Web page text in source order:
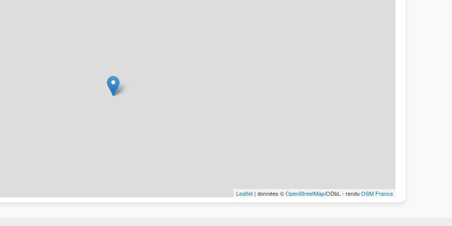
Leaflet | données ©OpenStreetMap/ODbL - renduOSM France